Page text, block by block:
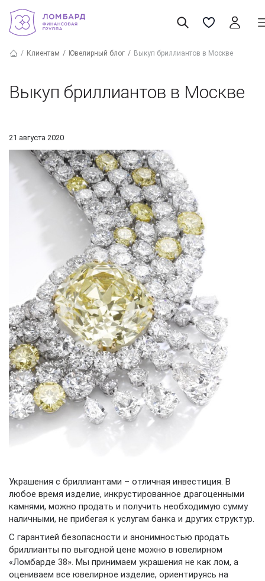
Клиентам Ювелирный блог Выкуп бриллиантов в Москве
Выкуп бриллиантов в Москве
21 августа 2020
Украшения с бриллиантами – отличная инвестиция. В
любое время изделие, инкрустированное драгоценными
камнями, можно продать и получить необходимую сумму
наличными, не прибегая к услугам банка и других структур.
С гарантией безопасности и анонимностью продать
бриллианты по выгодной цене можно в ювелирном
«Ломбарде 38». Мы принимаем украшения не как лом, а
оцениваем все ювелирное изделие, ориентируясь на